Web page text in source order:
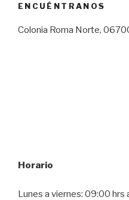
ENCUÉNTRANOS
Colonia Roma Norte,
Horario
Lunes a viernes: 09:00 hrs